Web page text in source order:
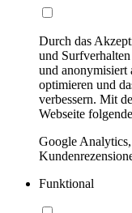
Durch das
und
und anonymisiert
optimieren und
verbessern. Mit
Webseite
Google
Funktional